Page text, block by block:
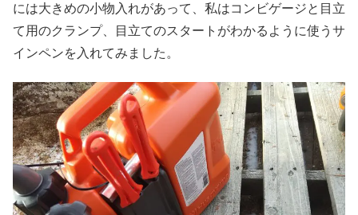
には大きめの小物入れがあって、私はコンビゲージと目立
て用のクランプ、目立てのスタートがわかるように使うサ
インペンを入れてみました。